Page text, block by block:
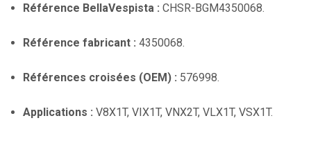
Référence BellaVespista : CHSR-BGM4350068.
Référence fabricant : 4350068.
Références croisées (OEM) : 576998.
Applications : V8X1T, VIX1T, VNX2T, VLX1T, VSX1T.